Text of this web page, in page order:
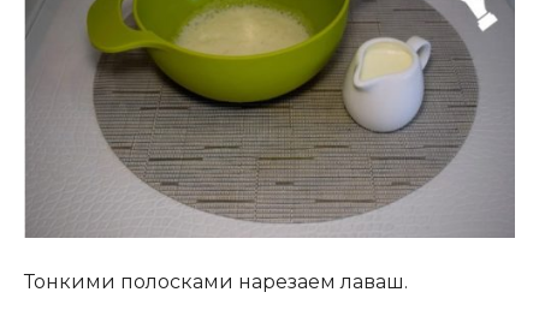
Тонкими полосками нарезаем лаваш.